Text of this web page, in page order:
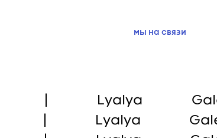
мы на связи